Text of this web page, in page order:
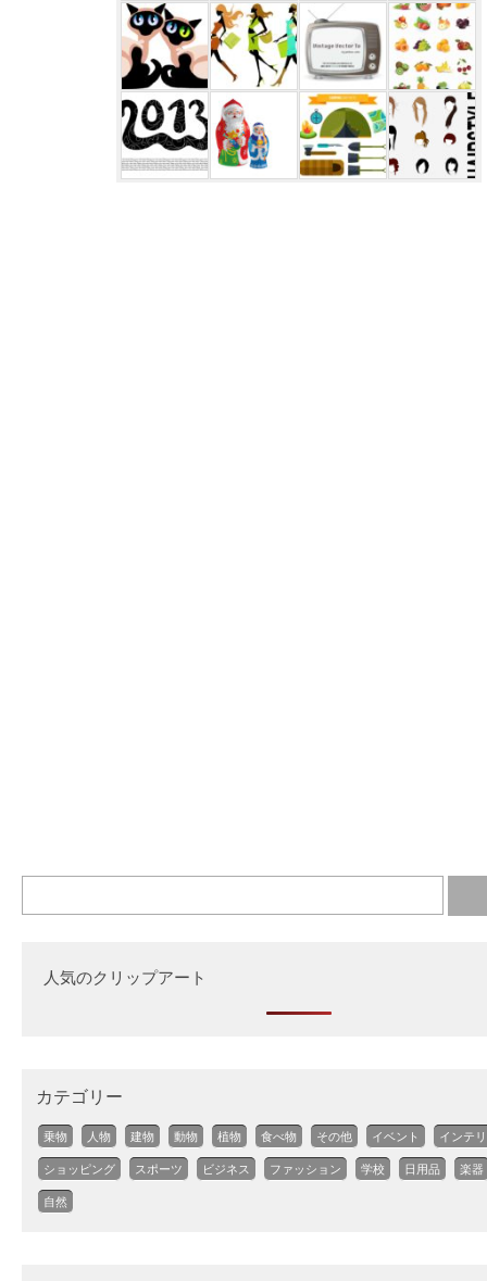
人気のクリップアート
カテゴリー
乗物 人物 建物 動物 植物 食べ物 その他 イベント インテ
ショッピング スポーツ ビジネス ファッション 学校 日用品 楽器
自然